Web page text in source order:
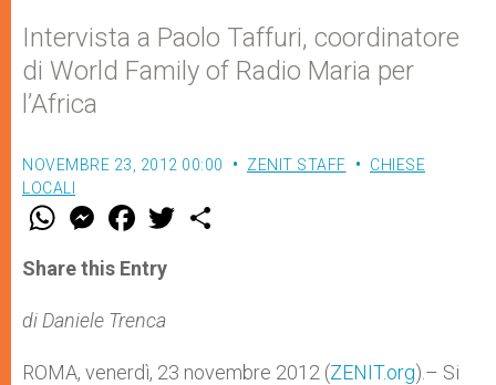
Intervista a Paolo Taffuri, coordinatore
di World Family of Radio Maria per
l’Africa
NOVEMBRE 23, 2012 00:00 ZENIT STAFF
CHIESE
LOCALI
W
t
s
p
p
M
e
s
e
g
e
F
a
e
b
o
k
w
Share this Entry
di Daniele Trenca
ROMA, venerdì, 23 novembre 2012 (ZENIT.org).– Si